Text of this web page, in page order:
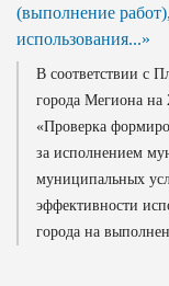
(выполнение
использования...»
В соответствии с
города Мегиона на
«Проверка
за исполнением
муниципальных
эффективности
города на